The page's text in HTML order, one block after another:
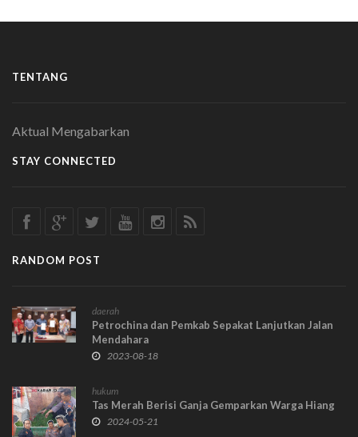
TENTANG
Aktual Mengabarkan
STAY CONNECTED
RANDOM POST
daerah
Petrochina dan Pemkab Sepakat Lanjutkan Jalan
Mendahara
2023-08-18
hukum
Tas Merah Berisi Ganja Gemparkan Warga Hiang
2024-05-21